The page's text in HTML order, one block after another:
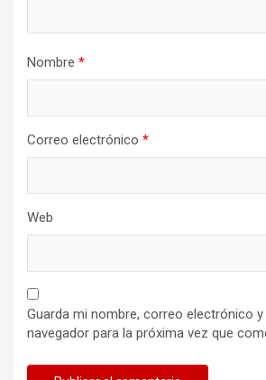
Nombre *
Correo electrónico *
Web
Guarda mi nombre, correo electrónico
navegador para la próxima vez que